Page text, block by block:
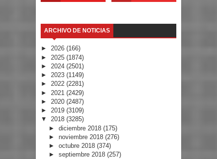
ARCHIVO DE NOTICIAS
► 2026 (166)
► 2025 (1874)
► 2024 (2501)
► 2023 (1149)
► 2022 (2281)
► 2021 (2429)
► 2020 (2487)
► 2019 (3109)
▼ 2018 (3285)
► diciembre 2018 (175)
► noviembre 2018 (276)
► octubre 2018 (374)
► septiembre 2018 (257)